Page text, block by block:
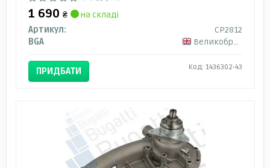
1 690 ₴
на складі
Артикул:
CP2812
BGA
Великобританія
ПРИДБАТИ Код: 1436302-43